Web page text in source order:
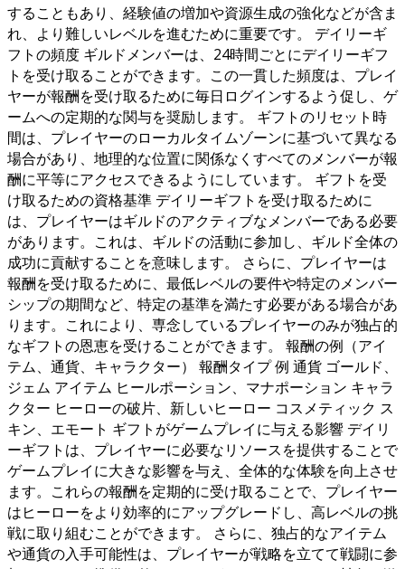
することもあり、経験値の増加や資源生成の強化などが含ま
れ、より難しいレベルを進むために重要です。 デイリーギ
フトの頻度 ギルドメンバーは、24時間ごとにデイリーギフ
トを受け取ることができます。この一貫した頻度は、プレイ
ヤーが報酬を受け取るために毎日ログインするよう促し、ゲ
ームへの定期的な関与を奨励します。 ギフトのリセット時
間は、プレイヤーのローカルタイムゾーンに基づいて異なる
場合があり、地理的な位置に関係なくすべてのメンバーが報
酬に平等にアクセスできるようにしています。 ギフトを受
け取るための資格基準 デイリーギフトを受け取るために
は、プレイヤーはギルドのアクティブなメンバーである必要
があります。これは、ギルドの活動に参加し、ギルド全体の
成功に貢献することを意味します。 さらに、プレイヤーは
報酬を受け取るために、最低レベルの要件や特定のメンバー
シップの期間など、特定の基準を満たす必要がある場合があ
ります。これにより、専念しているプレイヤーのみが独占的
なギフトの恩恵を受けることができます。 報酬の例（アイ
テム、通貨、キャラクター） 報酬タイプ 例 通貨 ゴールド、
ジェム アイテム ヒールポーション、マナポーション キャラ
クター ヒーローの破片、新しいヒーロー コスメティック ス
キン、エモート ギフトがゲームプレイに与える影響 デイリ
ーギフトは、プレイヤーに必要なリソースを提供することで
ゲームプレイに大きな影響を与え、全体的な体験を向上させ
ます。これらの報酬を定期的に受け取ることで、プレイヤー
はヒーローをより効率的にアップグレードし、高レベルの挑
戦に取り組むことができます。 さらに、独占的なアイテム
や通貨の入手可能性は、プレイヤーが戦略を立てて戦闘に参